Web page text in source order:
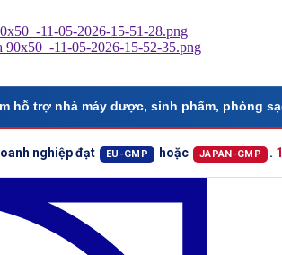
hỗ trợ nhà máy dược, sinh phẩm, phòng
nghiệp đạt EU-GMP hoặc JAPAN-GMP .